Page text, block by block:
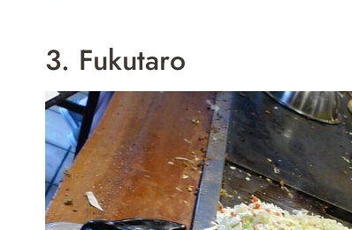
3. Fukutaro